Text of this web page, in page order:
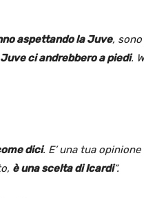
aspettando la Juve,
ci andrebbero a piedi.
dici. E’ una tua
è una scelta di Icardi“.